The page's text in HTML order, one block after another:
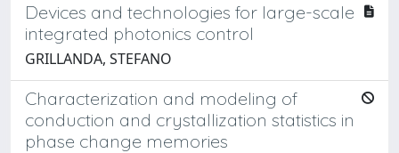
Devices and technologies for large-scale
integrated photonics control
GRILLANDA, STEFANO
Characterization and modeling of
conduction and crystallization statistics in
phase change memories